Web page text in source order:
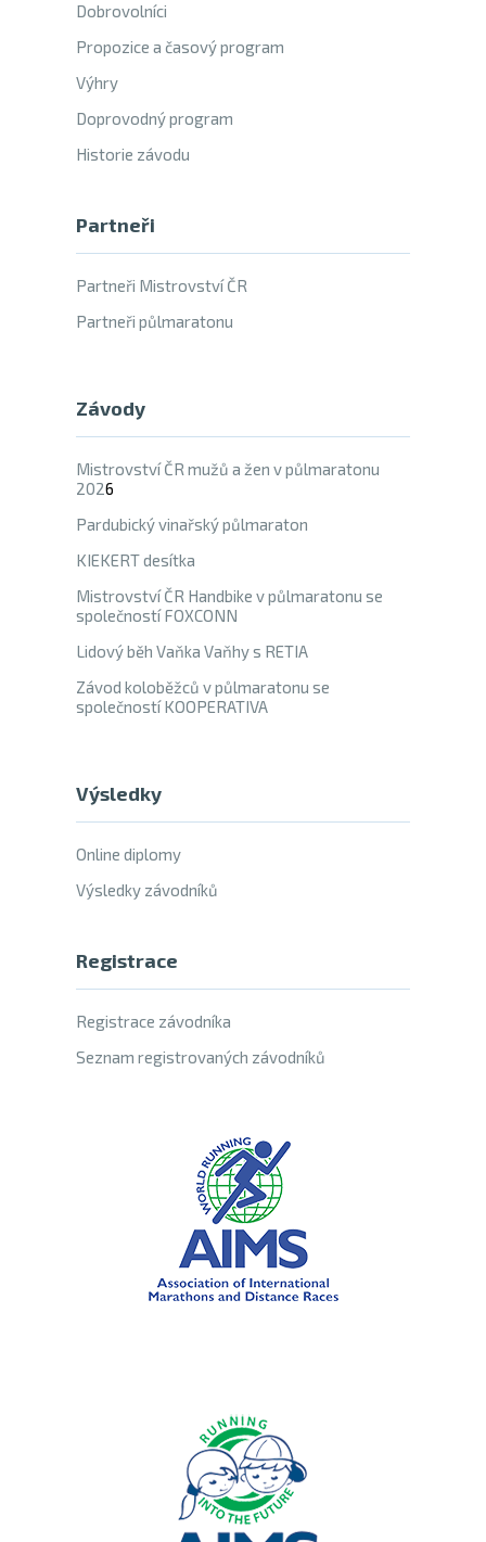
Dobrovolníci
Propozice a časový program
Výhry
Doprovodný program
Historie závodu
Partneři
Partneři Mistrovství ČR
Partneři půlmaratonu
Závody
Mistrovství ČR mužů a žen v půlmaratonu
2026
Pardubický vinařský půlmaraton
KIEKERT desítka
Mistrovství ČR Handbike v půlmaratonu se
společností FOXCONN
Lidový běh Vaňka Vaňhy s RETIA
Závod koloběžců v půlmaratonu se
společností KOOPERATIVA
Výsledky
Online diplomy
Výsledky závodníků
Registrace
Registrace závodníka
Seznam registrovaných závodníků